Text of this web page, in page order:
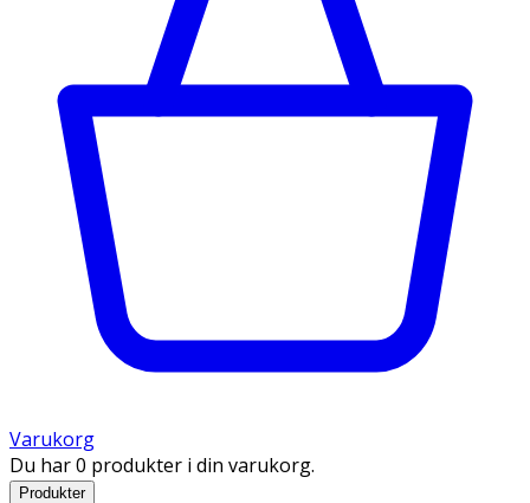
Varukorg
Du har 0 produkter i din varukorg.
Produkter